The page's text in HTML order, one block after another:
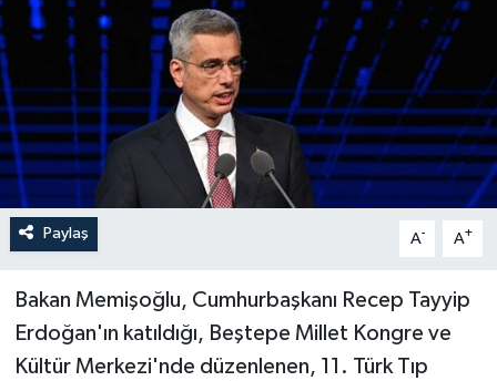
Paylaş A- A+
Bakan Memişoğlu, Cumhurbaşkanı Recep Tayyip
Erdoğan'ın katıldığı, Beştepe Millet Kongre ve
Kültür Merkezi'nde düzenlenen, 11. Türk Tıp